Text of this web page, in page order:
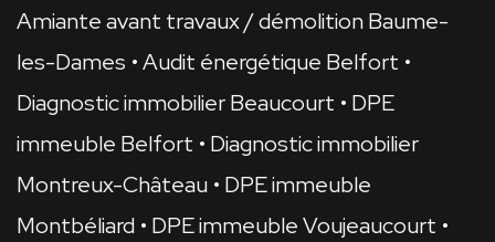
Amiante avant travaux / démolition Baume-
les-Dames
Audit énergétique Belfort
Diagnostic immobilier Beaucourt
DPE
immeuble Belfort
Diagnostic immobilier
Montreux-Château
DPE immeuble
Montbéliard
DPE immeuble Voujeaucourt